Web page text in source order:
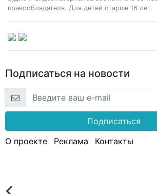
правообладателя. Для детей старше 16 лет.
Подписаться на новости
Подписаться
О проекте
Реклама Контакты